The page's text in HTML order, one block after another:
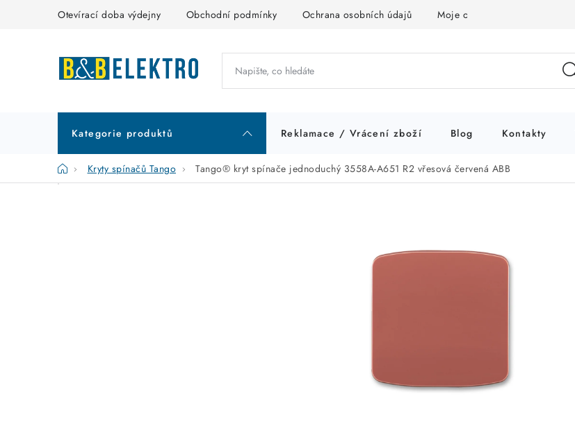
Otevírací doba výdejny Obchodní podmínky Ochrana osobních údajů Moje objednávka
Kategorie produktů Reklamace / Vrácení zboží Blog Kontakty
DomůKryty spínačů Tango Tango® kryt spínače jednoduchý 3558A-A651 R2 vřesová červená ABB
P